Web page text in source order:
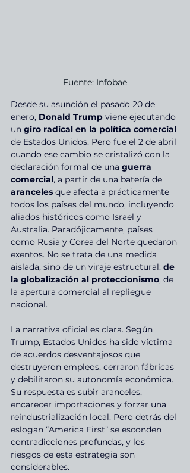
Fuente: Infobae
Desde su asunción el pasado 20 de
enero, Donald Trump viene ejecutando
un giro radical en la política comercial
de Estados Unidos. Pero fue el 2 de abril
cuando ese cambio se cristalizó con la
declaración formal de una guerra
comercial, a partir de una batería de
aranceles que afecta a prácticamente
todos los países del mundo, incluyendo
aliados históricos como Israel y
Australia. Paradójicamente, países
como Rusia y Corea del Norte quedaron
exentos. No se trata de una medida
aislada, sino de un viraje estructural: de
la globalización al proteccionismo, de
la apertura comercial al repliegue
nacional.
La narrativa oficial es clara. Según
Trump, Estados Unidos ha sido víctima
de acuerdos desventajosos que
destruyeron empleos, cerraron fábricas
y debilitaron su autonomía económica.
Su respuesta es subir aranceles,
encarecer importaciones y forzar una
reindustrialización local. Pero detrás del
eslogan “America First” se esconden
contradicciones profundas, y los
riesgos de esta estrategia son
considerables.